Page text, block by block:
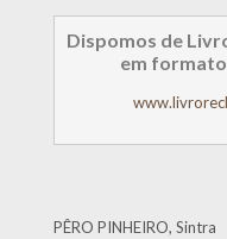
Dispomos de
em
PÊRO PINHEIRO, Sintra